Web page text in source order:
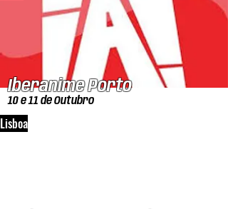
10 e 11 de Outubro
Iberanime Porto
Lisboa